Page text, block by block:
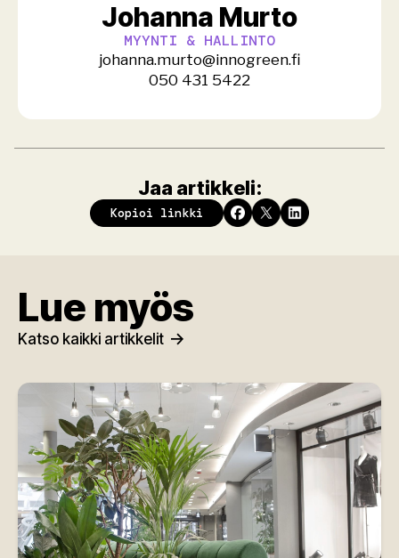
Johanna Murto
MYYNTI & HALLINTO
johanna.murto@innogreen.fi
050 431 5422
Jaa artikkeli:
Kopioi linkki
Lue myös
Katso kaikki artikkelit